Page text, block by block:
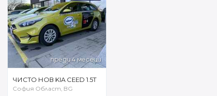
преди 4 месеци
ЧИСТО НОВ KIA CEED 1.5T
София Област, BG